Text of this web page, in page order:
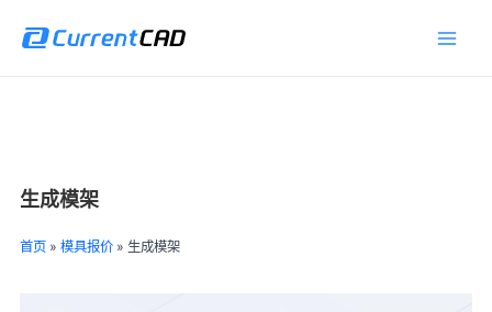
生成模架
首页» 模具报价» 生成模架